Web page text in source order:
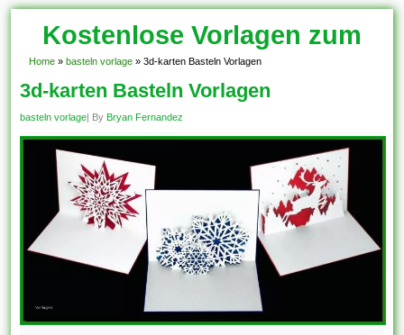
Kostenlose Vorlagen zum
Download!
Home » basteln vorlage » 3d-karten Basteln Vorlagen
3d-karten Basteln Vorlagen
basteln vorlage| By Bryan Fernandez